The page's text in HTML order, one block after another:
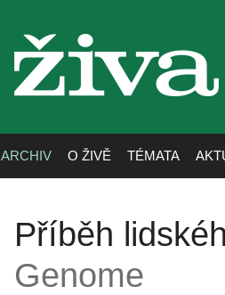
živa
ARCHIV O ŽIVĚ TÉMATA
Příběh
Genome